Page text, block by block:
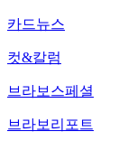
카드뉴스
컷&칼럼
브라보스페셜
브라보리포트